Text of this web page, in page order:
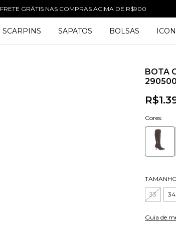
FRETE GRÁTIS NAS COMPRAS ACIMA DE R$900
SCARPINS SAPATOS BOLSAS
BOTA
Cores:
33 34
Guia de